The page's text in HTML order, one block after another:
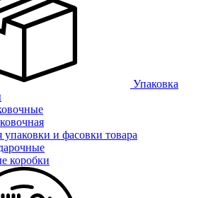
Упаковка
и фасовки товара
коробки